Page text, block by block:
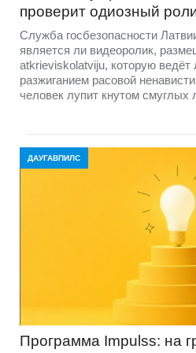
проверит одиозный
Служба госбезопасности
является ли видеоролик,
atkrieviskolatviju, которую ведёт
разжиганием расовой
человек лупит кнутом
ДАУГАВПИЛС
Программа Impulss: на